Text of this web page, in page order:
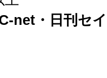
net・日刊セ